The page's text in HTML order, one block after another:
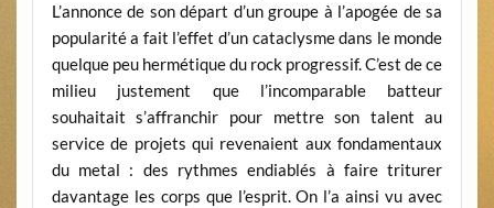
L’annonce de son départ d’un groupe à l’apogée de sa
popularité a fait l’effet d’un cataclysme dans le monde
quelque peu hermétique du rock progressif. C’est de ce
milieu justement que l’incomparable batteur
souhaitait s’affranchir pour mettre son talent au
service de projets qui revenaient aux fondamentaux
du metal : des rythmes endiablés à faire triturer
davantage les corps que l’esprit. On l’a ainsi vu avec